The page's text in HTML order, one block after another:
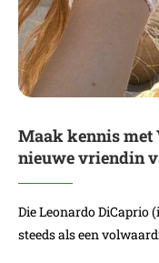
Maak kennis met
nieuwe vriendin
Die Leonardo DiCaprio
steeds als een